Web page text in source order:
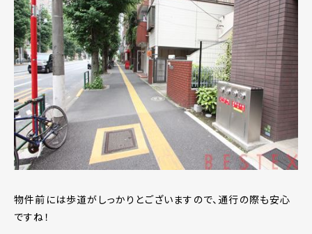
物件前には歩道がしっかりとございますので、通行の際も安心
ですね！